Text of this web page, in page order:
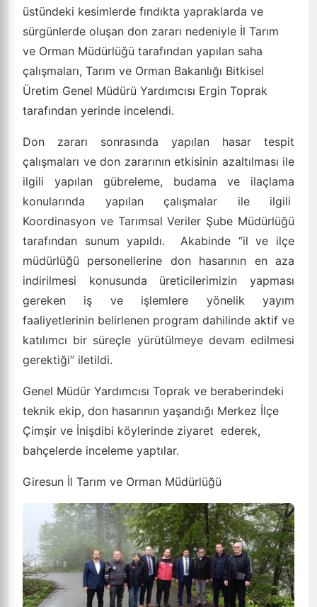
üstündeki kesimlerde fındıkta yapraklarda ve
sürgünlerde oluşan don zararı nedeniyle İl Tarım
ve Orman Müdürlüğü tarafından yapılan saha
çalışmaları, Tarım ve Orman Bakanlığı Bitkisel
Üretim Genel Müdürü Yardımcısı Ergin Toprak
tarafından yerinde incelendi.
Don zararı sonrasında yapılan hasar tespit
çalışmaları ve don zararının etkisinin azaltılması ile
ilgili yapılan gübreleme, budama ve ilaçlama
konularında yapılan çalışmalar ile ilgili
Koordinasyon ve Tarımsal Veriler Şube Müdürlüğü
tarafından sunum yapıldı.
Akabinde “il ve ilçe
müdürlüğü personellerine don hasarının en aza
indirilmesi konusunda üreticilerimizin yapması
gereken iş ve işlemlere yönelik yayım
faaliyetlerinin belirlenen program dahilinde aktif ve
katılımcı bir süreçle yürütülmeye devam edilmesi
gerektiği” iletildi.
Genel Müdür Yardımcısı Toprak ve beraberindeki
teknik ekip, don hasarının yaşandığı Merkez İlçe
Çimşir ve İnişdibi köylerinde ziyaret ederek,
bahçelerde inceleme yaptılar.
Giresun İl Tarım ve Orman Müdürlüğü